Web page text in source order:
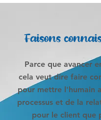
Faisons
Parce que avancer
cela veut dire faire
pour mettre l'humain
processus et de la
pour le client que